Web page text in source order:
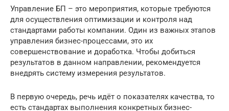
Управление БП – это мероприятия, которые требуются
для осуществления оптимизации и контроля над
стандартами работы компании. Один из важных этапов
управления бизнес-процессами, это их
совершенствование и доработка. Чтобы добиться
результатов в данном направлении, рекомендуется
внедрять систему измерения результатов.
В первую очередь, речь идёт о показателях качества, то
есть стандартах выполнения конкретных бизнес-